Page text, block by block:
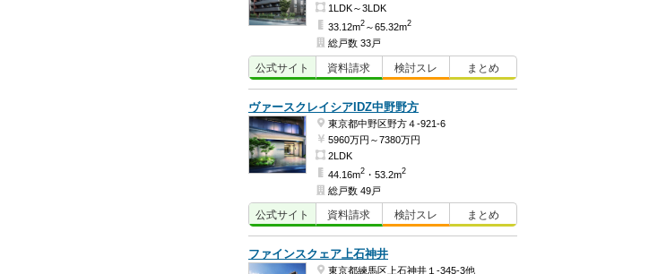
1LDK～3LDK
33.12m2 ～65.32m2
総戸数 33戸
公式サイト 資料請求 検討スレ まとめ
ヴァースクレイシアIDZ中野野方
東京都中野区野方４-921-6
5960万円～7380万円
2LDK
44.16m2 ・53.2m2
総戸数 49戸
公式サイト 資料請求 検討スレ まとめ
ファインスクェア上石神井
東京都練馬区上石神井１-345-3他